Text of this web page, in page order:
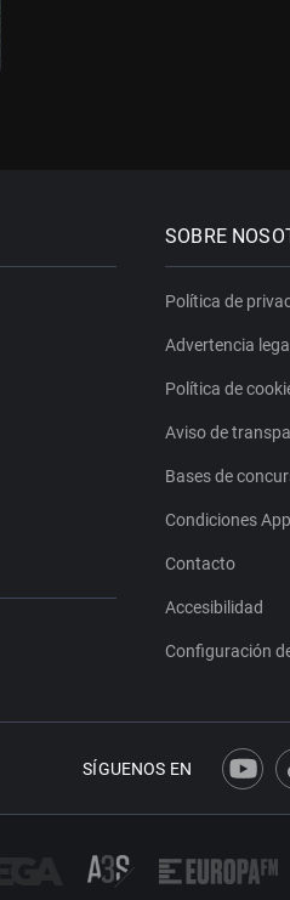
SOBRE
Política de
Advertencia legal
Política de
Aviso de
Bases de
Condiciones
Contacto
Accesibilidad
Configuración
SÍGUENOS EN